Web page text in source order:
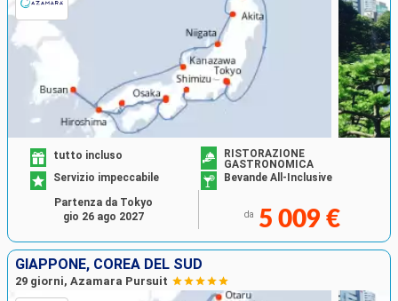
tutto incluso
RISTORAZIONE
GASTRONOMICA
Servizio impeccabile
Bevande All-Inclusive
da 5 009 €
Partenza da Tokyo
gio 26 ago 2027
GIAPPONE, COREA DEL SUD
29 giorni, Azamara Pursuit